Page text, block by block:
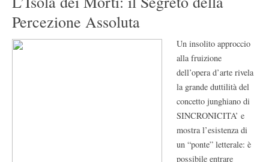
Percezione Assoluta
Un insolito approccio
alla fruizione
dell’opera d’arte rivela
la grande duttilità del
concetto junghiano di
SINCRONICITA’ e
mostra l’esistenza di
un “ponte” letterale: è
possibile entrare